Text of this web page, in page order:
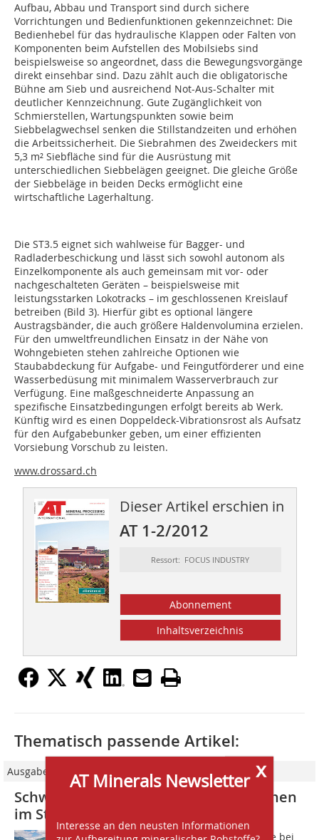
Aufbau, Abbau und Transport sind durch sichere
Vorrichtungen und Bedienfunktionen gekennzeichnet: Die
Bedienhebel für das hydraulische Klappen oder Falten von
Komponenten beim Aufstellen des Mobilsiebs sind
beispielsweise so angeordnet, dass die Bewegungsvorgänge
direkt einsehbar sind. Dazu zählt auch die obligatorische
Bühne am Sieb und ausreichend Not-Aus-Schalter mit
deutlicher Kennzeichnung. Gute Zugänglichkeit von
Schmierstellen, Wartungspunkten sowie beim
Siebbelagwechsel senken die Stillstandzeiten und erhöhen
die Arbeitssicherheit. Die Siebrahmen des Zweideckers mit
5,3 m² Siebfläche sind für die Ausrüstung mit
unterschiedlichen Siebbelägen geeignet. Die gleiche Größe
der Siebbeläge in beiden Decks ermöglicht eine
wirtschaftliche Lagerhaltung.
Die ST3.5 eignet sich wahlweise für Bagger- und
Radladerbeschickung und lässt sich sowohl autonom als
Einzelkomponente als auch gemeinsam mit vor- oder
nachgeschalteten Geräten – beispielsweise mit
leistungsstarken Lokotracks – im geschlossenen Kreislauf
betreiben (Bild 3). Hierfür gibt es optional längere
Austragsbänder, die auch größere Haldenvolumina erzielen.
Für den umweltfreundlichen Einsatz in der Nähe von
Wohngebieten stehen zahlreiche Optionen wie
Staubabdeckung für Aufgabe- und Feingutförderer und eine
Wasserbedüsung mit minimalem Wasserverbrauch zur
Verfügung. Eine maßgeschneiderte Anpassung an
spezifische Einsatzbedingungen erfolgt bereits ab Werk.
Künftig wird es einen Doppeldeck-Vibrationsrost als Aufsatz
für den Auf­gabebunker geben, um einer effizienten
Vorsiebung Vorschub zu leisten.
www.drossard.ch
Dieser Artikel erschien in
AT 1-2/2012
Ressort: FOCUS INDUSTRY
Abonnement
Inhaltsverzeichnis
x
AT Minerals Newsletter
Interesse an den neusten Informationen
Thematisch passende Artikel:
Ausgabe 06/2018
Schweizer Präzisionsarbeit: Feinbrechen
im Steinbruch Zingel
Der Steinbruch Zingel am Lauerzersee bei